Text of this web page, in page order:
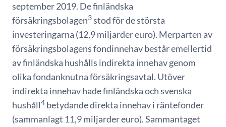
september 2019. De finländska
försäkringsbolagen3stod för de största
investeringarna (12,9 miljarder euro). Merparten av
försäkringsbolagens fondinnehav består emellertid
av finländska hushålls indirekta innehav genom
olika fondanknutna försäkringsavtal. Utöver
indirekta innehav hade finländska och svenska
hushåll4 betydande direkta innehav i räntefonder
(sammanlagt 11,9 miljarder euro). Sammantaget